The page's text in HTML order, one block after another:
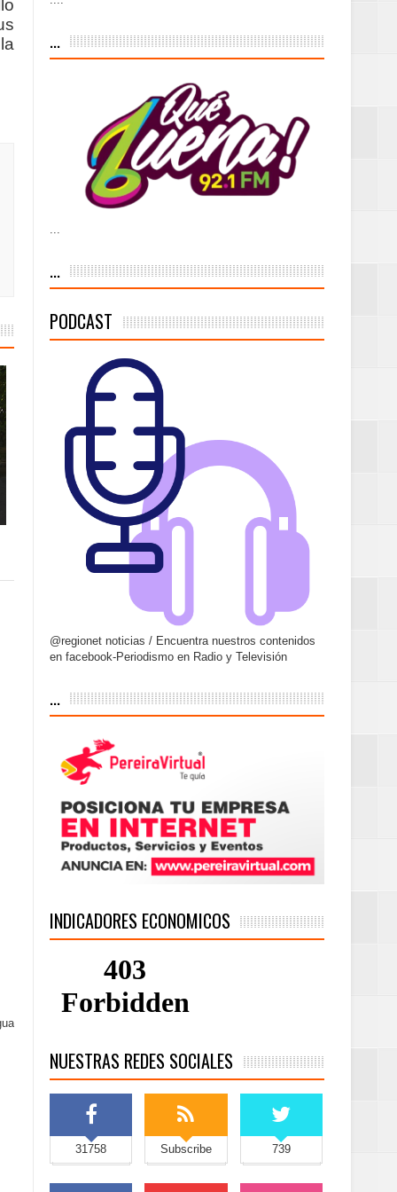
volcánico
con
vía pública y
de la meta de
...
...
PODCAST
@regionet noticias / Encuentra nuestros contenidos
en facebook-Periodismo en Radio y Televisión
...
INDICADORES ECONOMICOS
NUESTRAS REDES SOCIALES
31758 Subscribe 739